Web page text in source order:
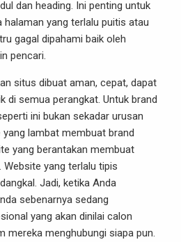
dan heading. Ini penting untuk
yang terlalu puitis atau
gagal dipahami baik oleh
pencari.
situs dibuat aman, cepat, dapat
di semua perangkat. Untuk brand
ini bukan sekadar urusan
lambat membuat brand
yang berantakan membuat
yang terlalu tipis
Jadi, ketika Anda
sebenarnya sedang
yang akan dinilai calon
mereka menghubungi siapa pun.